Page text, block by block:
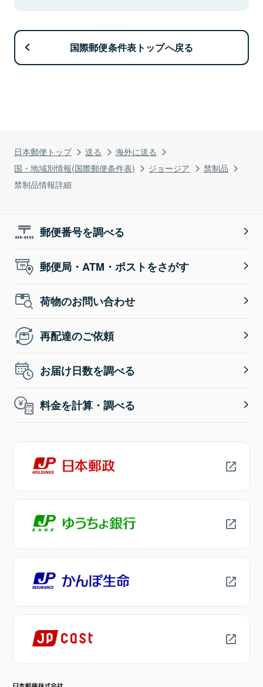
日本郵便トップ 送る
海外に送る
国・地域別情報(国際郵便条件表)
ジョージア
禁制品
禁制品情報詳細
国際郵便条件表トップへ戻る
郵便番号を調べる
郵便局・ATM・ポストをさがす
荷物のお問い合わせ
再配達のご依頼
お届け日数を調べる
料金を計算・調べる